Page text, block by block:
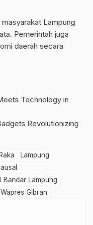
Lampung
Pemerintah juga
daerah secara
Technology in
Revolutionizing
Lampung
Bandar Lampung
Wapres Gibran